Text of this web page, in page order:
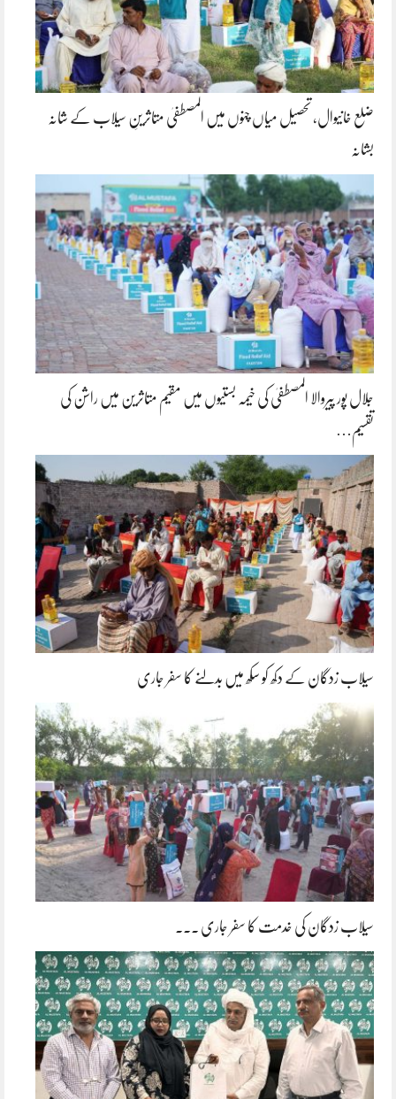
ضلع خانیوال، تحصیل میاں چنوں میں المصطفیٰ متاثرینِ سیلاب کے شانہ
بشانہ
جلال پور پیروالا المصطفیٰ کی خیمہ بستیوں میں مقیم متاثرین میں راشن کی
تقسیم…
سیلاب زدگان کے دکھ کو سکھ میں بدلنے کا سفر جاری
سیلاب زدگان کی خدمت کا سفر جاری ۔۔۔